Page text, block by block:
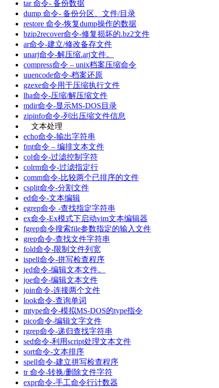
tar 命令- 备份数据
dump 命令- 备份分区、文件/目录
restore 命令-恢复dump操作的数据
bzip2recover命令-修复损坏的.bz2文件
ar命令-建立/修改备存文件
unarj命令-解压缩.arj文件。
compress命令 – unix档案压缩命令
uuencode命令-档案还原
gzexe命令用于压缩执行文件
lha命令-压缩/解压缩文件
mdir命令-显示MS-DOS目录
zipinfo命令-列出压缩文件信息
文本处理
echo命令-输出字符串
fmt命令 – 编排文本文件
col命令-过滤控制字符
colrm命令-过滤指定行
comm命令-比较两个已排序的文件
csplit命令-分割文件
ed命令-文本编辑
egrep命令 -查找指定字符串
ex命令-Ex模式下启动vim文本编辑器
fgrep命令搜索file参数指定的输入文件
grep命令-查找文件字符串
fold命令-限制文件列宽
ispell命令-拼写检查程序
jed命令-编辑文本文件。
joe命令-编辑文本文件
join命令-连接两个文件
look命令-查询单词
mtype命令-模拟MS-DOS的type指令
pico命令-编辑文字文件
rgrep命令-递归查找字符串
sed命令-利用script处理文本文件
sort命令-文本排序
spell命令-建立拼写检查程序
tr 命令-转换/删除文件字符
expr命令-手工命令行计数器